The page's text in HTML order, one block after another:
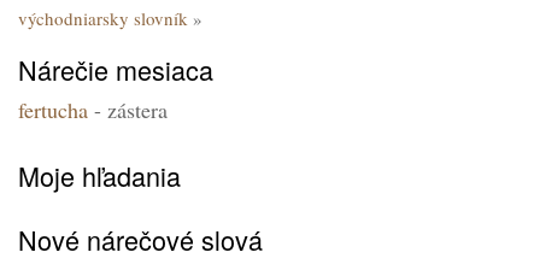
východniarsky slovník
Nárečie mesiaca
fertucha - zástera
Moje hľadania
Nové nárečové slová